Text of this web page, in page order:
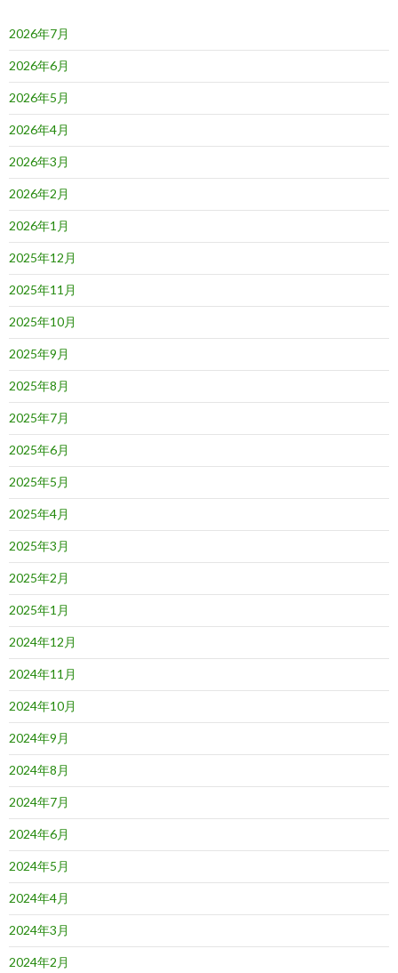
2026年7月
2026年6月
2026年5月
2026年4月
2026年3月
2026年2月
2026年1月
2025年12月
2025年11月
2025年10月
2025年9月
2025年8月
2025年7月
2025年6月
2025年5月
2025年4月
2025年3月
2025年2月
2025年1月
2024年12月
2024年11月
2024年10月
2024年9月
2024年8月
2024年7月
2024年6月
2024年5月
2024年4月
2024年3月
2024年2月